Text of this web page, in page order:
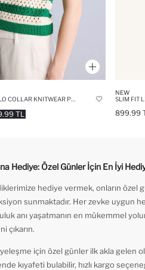
TL
NEW
SLIM FIT
899.99
Hediye: Özel Günler İçin En İyi
hediye vermek, onların özel
sunmaktadır. Her zevke uygun
anı yaşatmanın en mükemmel
çıkarın.
için özel günler ilk akla gelen
kıyafeti bulabilir, hızlı kargo